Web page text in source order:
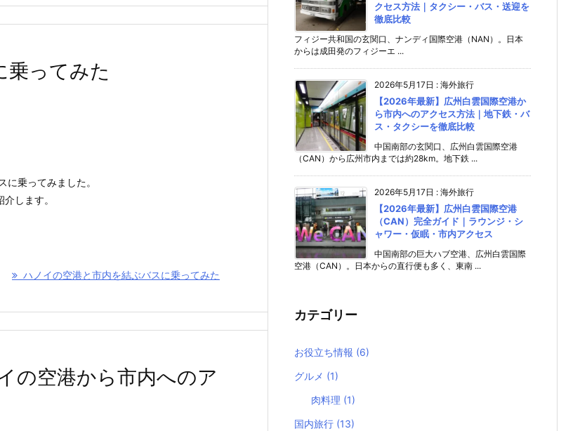
乗ってみた
乗ってみました。
します。
ハノイの空港と市内を結ぶバスに乗ってみた
の空港から市内へのア
クセス方法｜タクシー・バス・送迎を
徹底比較
フィジー共和国の玄関口、ナンディ国際空港（NAN）。日本
からは成田発のフィジーエ ...
2026年5月17日 : 海外旅行
【2026年最新】広州白雲国際空港か
ら市内へのアクセス方法｜地下鉄・バ
ス・タクシーを徹底比較
中国南部の玄関口、広州白雲国際空港
（CAN）から広州市内までは約28km。地下鉄 ...
2026年5月17日 : 海外旅行
【2026年最新】広州白雲国際空港
（CAN）完全ガイド｜ラウンジ・シ
ャワー・仮眠・市内アクセス
中国南部の巨大ハブ空港、広州白雲国際
空港（CAN）。日本からの直行便も多く、東南 ...
カテゴリー
お役立ち情報 (6)
グルメ (1)
肉料理 (1)
国内旅行 (13)